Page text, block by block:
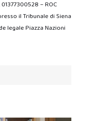
– ROC
il Tribunale di Siena
legale Piazza Nazioni